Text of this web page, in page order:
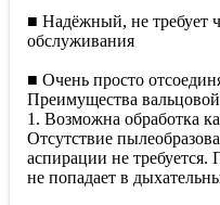
■ Надёжный, не требует
обслуживания
■ Очень просто
Преимущества
1. Возможна обработка
Отсутствие
аспирации не
не попадает в